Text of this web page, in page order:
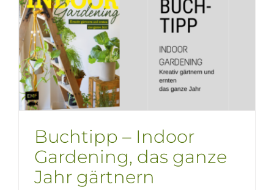
Buchtipp – Indoor
Gardening, das ganze
Jahr gärtnern